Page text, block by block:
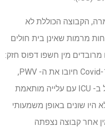
הקבוצה הכוללת לא
מרמות שאינן בית חולים
מין חשפו דפוס חזק:
נקבות על כל השכבות החיוביות Covid-199 חיובו את ה- PWV,
והגיעו לשיא בין אלה שנדרשו לטיפול ב- ICU עם עלייה מותאמת
לא היו שונים באופן משמעותי
אחר קבוצה נצפתה